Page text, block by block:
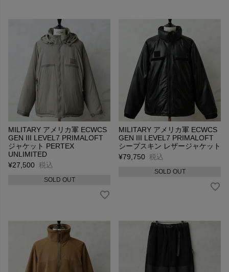
MILITARY アメリカ軍 ECWCS
GEN III LEVEL7 PRIMALOFT
ジャケット PERTEX
UNLIMITED
¥27,500 税込
SOLD OUT
MILITARY アメリカ軍 ECWCS
GEN III LEVEL7 PRIMALOFT
シープスキン レザージャケット
¥79,750 税込
SOLD OUT